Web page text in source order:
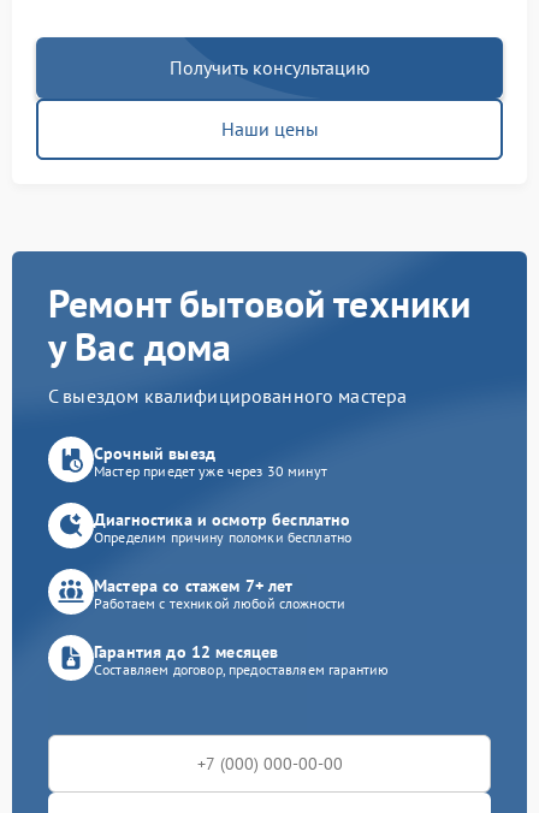
Получить консультацию
Наши цены
Ремонт бытовой техники
у Вас дома
С выездом квалифицированного мастера
Срочный выезд
Мастер приедет уже через 30 минут
Диагностика и осмотр бесплатно
Определим причину поломки бесплатно
Мастера со стажем 7+ лет
Работаем с техникой любой сложности
Гарантия до 12 месяцев
Составляем договор, предоставляем гарантию